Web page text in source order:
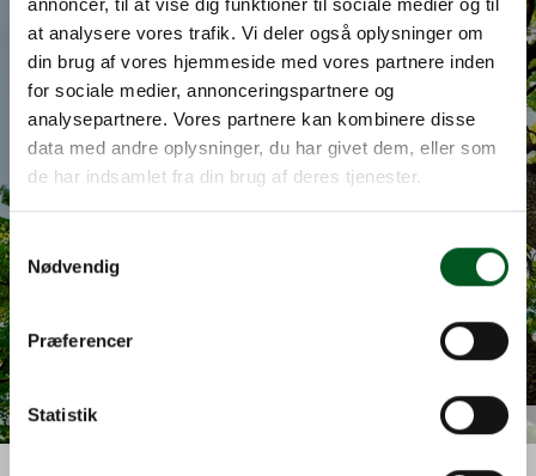
annoncer, til at vise dig funktioner til sociale medier og til
at analysere vores trafik. Vi deler også oplysninger om
din brug af vores hjemmeside med vores partnere inden
for sociale medier, annonceringspartnere og
analysepartnere. Vores partnere kan kombinere disse
data med andre oplysninger, du har givet dem, eller som
de har indsamlet fra din brug af deres tjenester.
Samtykkevalg
Nødvendig
Præferencer
Statistik
Vision og mærkesager
Vejen til et stærkt gartnerierhverv om 10,
20 og 50 år.
Colourbox